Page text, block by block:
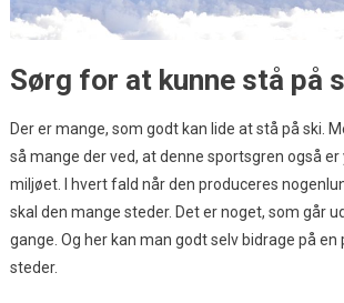
Sørg for at kunne stå på
Der er mange, som godt kan lide at stå på ski.
så mange der ved, at denne sportsgren også
miljøet. I hvert fald når den produceres
skal den mange steder. Det er noget, som går
gange. Og her kan man godt selv bidrage på
steder.